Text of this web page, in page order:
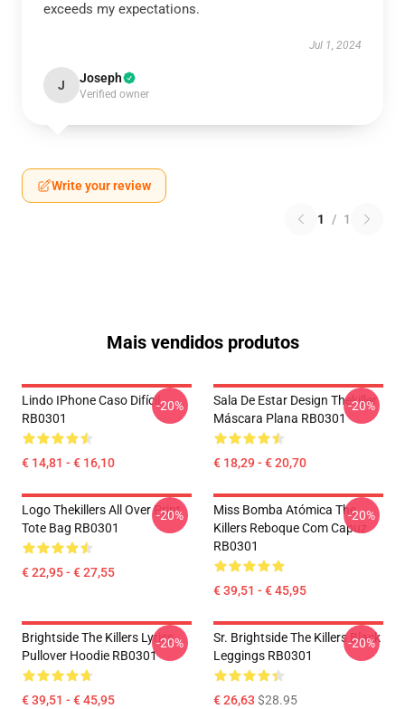
exceeds my expectations.
Jul 1, 2024
J Joseph
Verified owner
Write your review
1 / 1
Mais vendidos produtos
Lindo IPhone Caso Difícil
RB0301
€ 14,81 - € 16,10
-20%
Sala De Estar Design Thekiller
Máscara Plana RB0301
€ 18,29 - € 20,70
-20%
Logo Thekillers All Over Print
Tote Bag RB0301
€ 22,95 - € 27,55
-20%
Miss Bomba Atómica The
Killers Reboque Com Capuz
RB0301
€ 39,51 - € 45,95
-20%
Brightside The Killers Lyrics
Pullover Hoodie RB0301
€ 39,51 - € 45,95
-20%
Sr. Brightside The Killers Black
Leggings RB0301
€ 26,63 $28.95
-20%